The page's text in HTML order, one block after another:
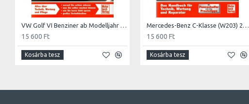
15 600 Ft
Kosárba tesz
15 600 Ft
Kosárba tesz